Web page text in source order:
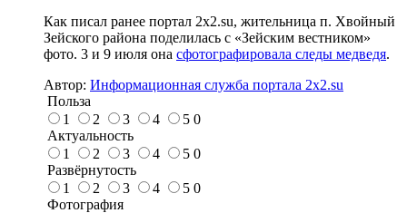
Как писал ранее портал 2х2.su, жительница п. Хвойный
Зейского района поделилась с «Зейским вестником»
фото. 3 и 9 июля она сфотографировала следы медведя.
Автор: Информационная служба портала 2x2.su
Польза
1
2 3 4 5 0
Актуальность
1
2 3 4 5 0
Развёрнутость
1
2 3 4 5 0
Фотография